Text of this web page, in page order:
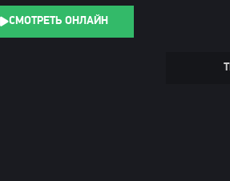
СМОТРЕТЬ ОНЛАЙН